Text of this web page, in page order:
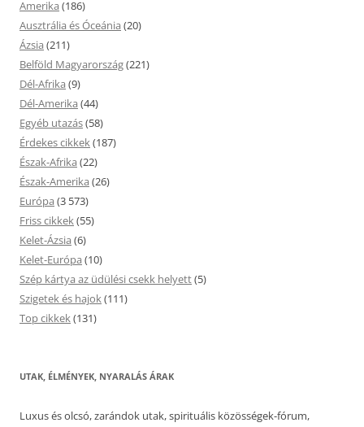
Amerika (186)
Ausztrália és Óceánia (20)
Ázsia (211)
Belföld Magyarország(221)
Dél-Afrika (9)
Dél-Amerika (44)
Egyéb utazás(58)
Érdekes cikkek(187)
Észak-Afrika (22)
Észak-Amerika (26)
Európa (3 573)
Friss cikkek(55)
Kelet-Ázsia (6)
Kelet-Európa (10)
Szép kártya az üdülési csekk helyett(5)
Szigetek és hajok(111)
Top cikkek(131)
UTAK, ÉLMÉNYEK, NYARALÁS ÁRAK
Luxus és olcsó, zarándok utak, spirituális közösségek-fórum,